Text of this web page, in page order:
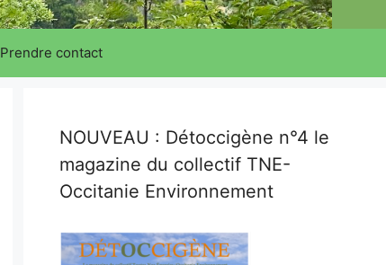
Prendre contact
NOUVEAU : Détoccigène n°4 le
magazine du collectif TNE-
Occitanie Environnement